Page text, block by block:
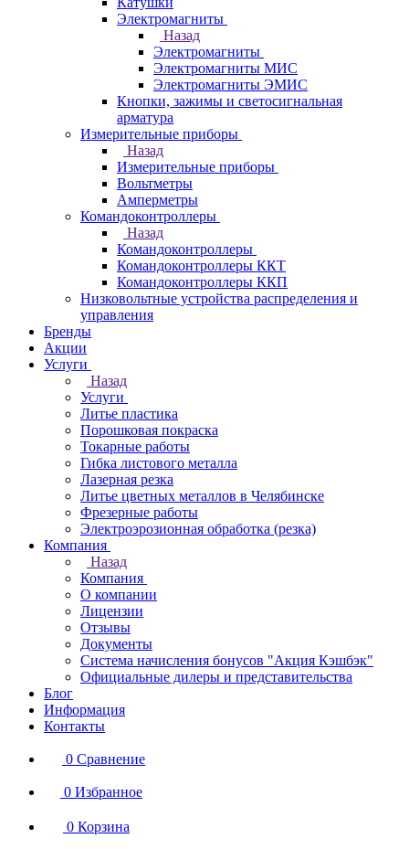
Электромагниты
Назад
Электромагниты
Электромагниты МИС
Электромагниты ЭМИС
Кнопки, зажимы и светосигнальная
арматура
Измерительные приборы
Назад
Измерительные приборы
Вольтметры
Амперметры
Командоконтроллеры
Назад
Командоконтроллеры
Командоконтроллеры ККТ
Командоконтроллеры ККП
Низковольтные устройства распределения и
управления
Бренды
Акции
Услуги
Назад
Услуги
Литье пластика
Порошковая покраска
Токарные работы
Гибка листового металла
Лазерная резка
Литье цветных металлов в Челябинске
Фрезерные работы
Электроэрозионная обработка (резка)
Компания
Назад
Компания
О компании
Лицензии
Отзывы
Документы
Система начисления бонусов "Акция Кэшбэк"
Официальные дилеры и представительства
Блог
Информация
Контакты
0 Сравнение
0 Избранное
0 Корзина